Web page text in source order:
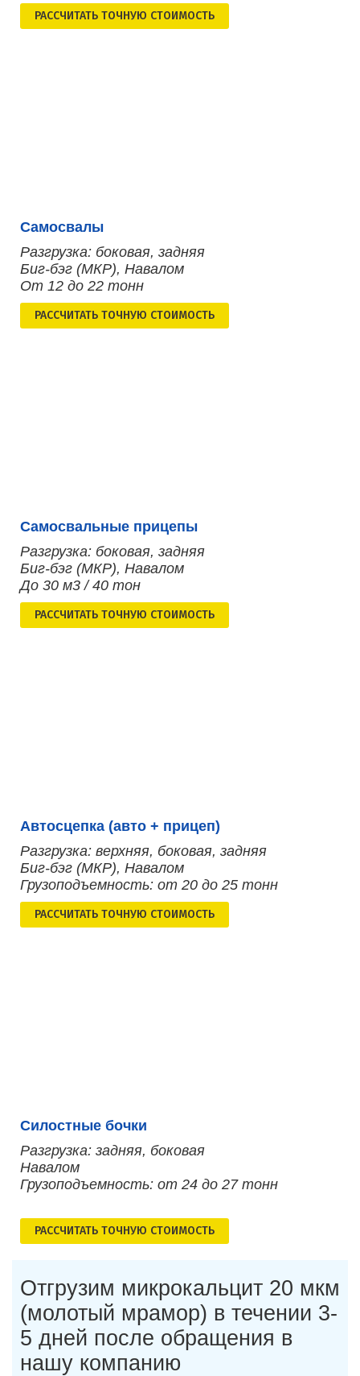
РАСCЧИТАТЬ ТОЧНУЮ СТОИМОСТЬ
Самосвалы
Разгрузка: боковая, задняя
Биг-бэг (МКР), Навалом
От 12 до 22 тонн
РАСCЧИТАТЬ ТОЧНУЮ СТОИМОСТЬ
Самосвальные прицепы
Разгрузка: боковая, задняя
Биг-бэг (МКР), Навалом
До 30 м3 / 40 тон
РАСCЧИТАТЬ ТОЧНУЮ СТОИМОСТЬ
Автосцепка (авто + прицеп)
Разгрузка: верхняя, боковая, задняя
Биг-бэг (МКР), Навалом
Грузоподъемность: от 20 до 25 тонн
РАСCЧИТАТЬ ТОЧНУЮ СТОИМОСТЬ
Силостные бочки
Разгрузка: задняя, боковая
Навалом
Грузоподъемность: от 24 до 27 тонн
РАСCЧИТАТЬ ТОЧНУЮ СТОИМОСТЬ
Отгрузим микрокальцит 20 мкм
(молотый мрамор) в течении 3-
5 дней после обращения в
нашу компанию